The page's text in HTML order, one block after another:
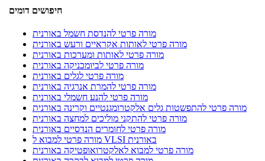
חיפושים דומים
מורה פרטי להנדסת חשמל באורנית
מורה פרטי לאותות אקראיים ורעש באורנית
מורה פרטי לאותות ומערכות באורנית
מורה פרטי לביומכניקה באורנית
מורה פרטי לגלים באורנית
מורה פרטי להמרת אנרגיה באורנית
מורה פרטי להנע חשמלי באורנית
מורה פרטי להתפשטות גלים אלקטרומגנטיים וקרינה באורנית
מורה פרטי להתקני מוליכים למחצה באורנית
מורה פרטי לחומרים הנדסיים באורנית
מורה פרטי למבוא ל VLSI באורנית
מורה פרטי למבוא לאלקטרואופטיקה באורנית